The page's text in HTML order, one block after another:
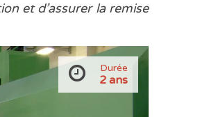
et d’assurer la remise
Durée
2 ans